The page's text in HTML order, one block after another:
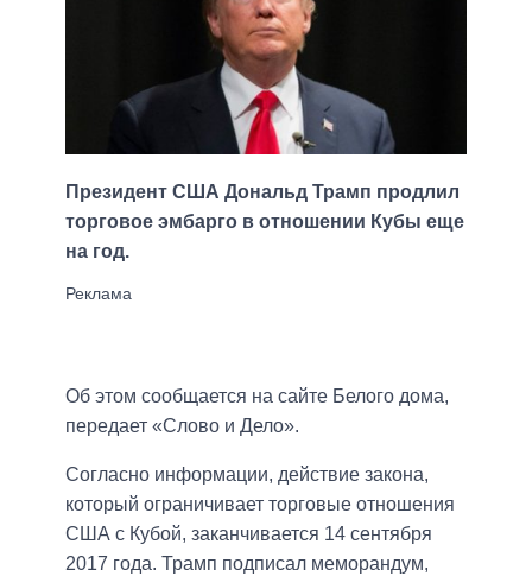
Президент США Дональд Трамп продлил
торговое эмбарго в отношении Кубы еще
на год.
Об этом сообщается на сайте Белого дома,
передает «Слово и Дело».
Согласно информации, действие закона,
который ограничивает торговые отношения
США с Кубой, заканчивается 14 сентября
2017 года. Трамп подписал меморандум,